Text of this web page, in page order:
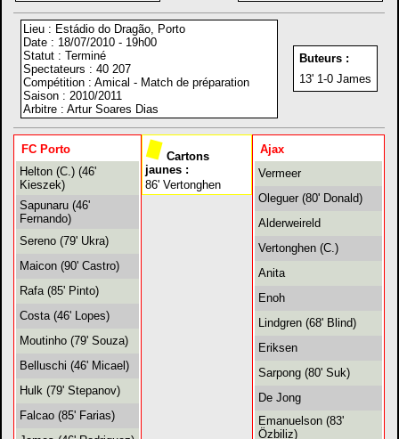
Lieu : Estádio do Dragão, Porto
Date : 18/07/2010 - 19h00
Statut : Terminé
Spectateurs : 40 207
Compétition : Amical - Match de préparation
Saison : 2010/2011
Arbitre : Artur Soares Dias
Buteurs :
13' 1-0 James
FC Porto
Helton (C.) (46'
Kieszek)
Sapunaru (46'
Fernando)
Sereno (79' Ukra)
Maicon (90' Castro)
Rafa (85' Pinto)
Costa (46' Lopes)
Moutinho (79' Souza)
Belluschi (46' Micael)
Hulk (79' Stepanov)
Falcao (85' Farias)
Cartons
jaunes :
86' Vertonghen
Ajax
Vermeer
Oleguer (80' Donald)
Alderweireld
Vertonghen (C.)
Anita
Enoh
Lindgren (68' Blind)
Eriksen
Sarpong (80' Suk)
De Jong
Emanuelson (83'
Özbiliz)